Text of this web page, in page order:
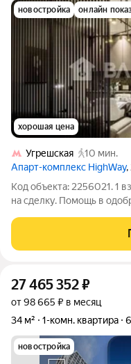
новостройка онлайн
хорошая цена
Угрешская
10 мин.
Апарт-комплекс HighWay,
Код объекта: 2256021. 1
на сделку. Помощь в
новом жилом комплексе,
пешком от станции метро
27 465 352₽
от 98 665 ₽ в месяц
34 м²
1-комн. квартира
новостройка